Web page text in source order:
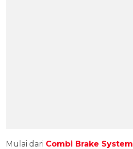
Mulai dari Combi Brake System